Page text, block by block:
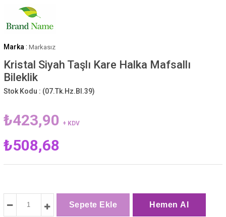
Marka : Markasız
Kristal Siyah Taşlı Kare Halka Mafsallı
Bileklik
Stok Kodu : (07.Tk.Hz.Bl.39)
₺423,90 + KDV
₺508,68